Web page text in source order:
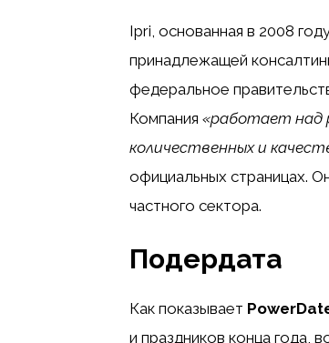
Ipri, основанная в 2008
принадлежащей
федеральное
Компания «работает над
количественных и
официальных страницах.
частного сектора.
Подердата
Как показывает
и праздников конца года,